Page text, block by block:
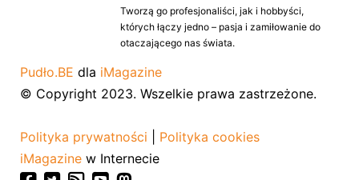
Tworzą go profesjonaliści, jak i hobbyści,
których łączy jedno – pasja i zamiłowanie do
otaczającego nas świata.
Pudło.BE dla iMagazine
© Copyright 2023. Wszelkie prawa zastrzeżone.
Polityka prywatności
Polityka cookies
iMagazine w Internecie